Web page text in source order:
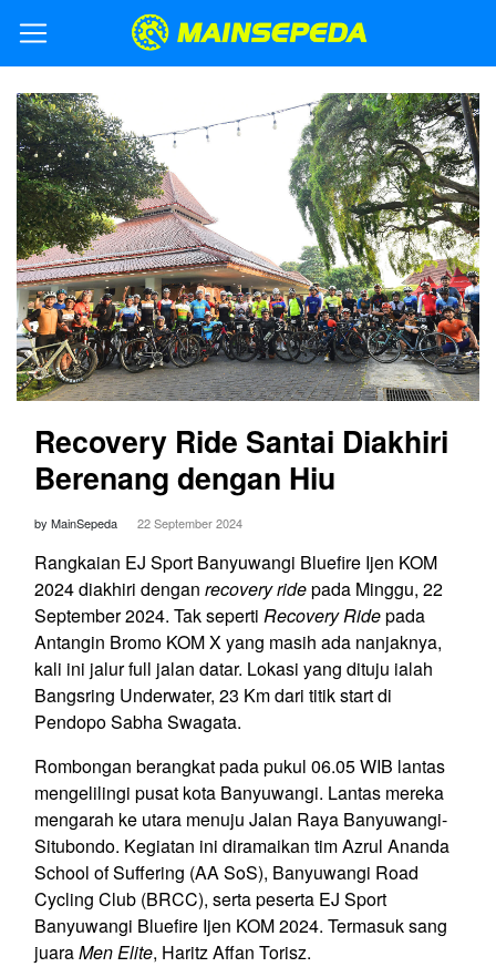
Recovery Ride Santai Diakhiri
Berenang dengan Hiu
by MainSepeda 22 September 2024
Rangkaian EJ Sport Banyuwangi Bluefire Ijen KOM
2024 diakhiri dengan recovery ridepada Minggu, 22
September 2024. Tak seperti Recovery Ridepada
Antangin Bromo KOM X yang masih ada nanjaknya,
kali ini jalur full jalan datar. Lokasi yang dituju ialah
Bangsring Underwater, 23 Km dari titik start di
Pendopo Sabha Swagata.
Rombongan berangkat pada pukul 06.05 WIB lantas
mengelilingi pusat kota Banyuwangi. Lantas mereka
mengarah ke utara menuju Jalan Raya Banyuwangi-
Situbondo. Kegiatan ini diramaikan tim Azrul Ananda
School of Suffering (AA SoS), Banyuwangi Road
Cycling Club (BRCC), serta peserta EJ Sport
Banyuwangi Bluefire Ijen KOM 2024. Termasuk sang
juaraMen Elite, Haritz Affan Torisz.